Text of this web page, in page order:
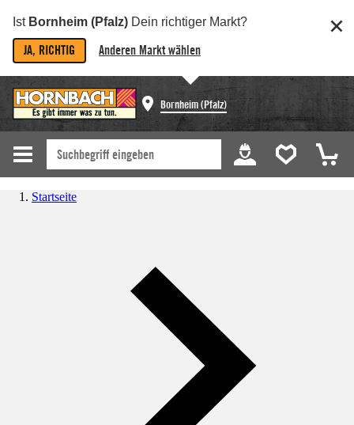
Ist Bornheim (Pfalz) Dein richtiger Markt?
JA, RICHTIG Anderen Markt wählen
Bornheim (Pfalz)
Startseite